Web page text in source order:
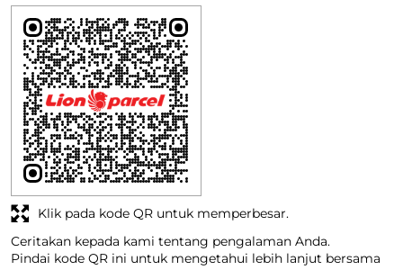
Ceritakan kepada kami tentang pengalaman Anda.
Pindai kode QR ini untuk mengetahui lebih lanjut bersama
Klik pada kode QR untuk memperbesar.